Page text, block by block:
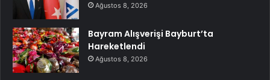
Ağustos 8, 2026
Bayram Alışverişi Bayburt’ta
Hareketlendi
Ağustos 8, 2026